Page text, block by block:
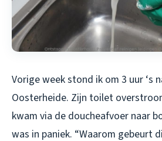
Vorige week stond ik om 3 uur ‘s
Oosterheide. Zijn toilet
kwam via de doucheafvoer naar
was in paniek. “Waarom gebeurt